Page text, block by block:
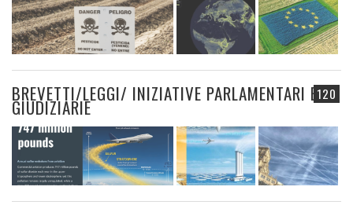
120
BREVETTI/LEGGI/ INIZIATIVE PARLAMENTARI E
GIUDIZIARIE